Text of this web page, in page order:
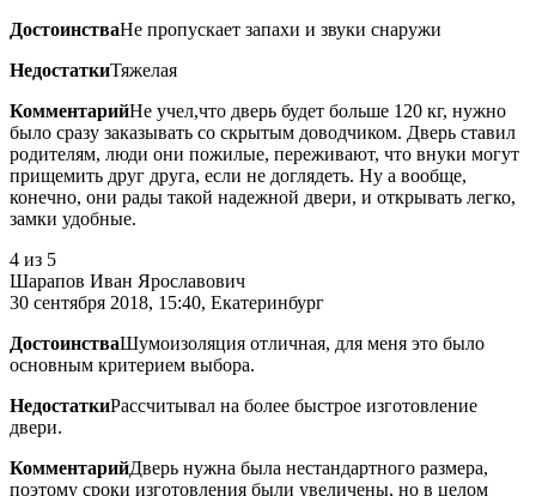
ДостоинстваНе пропускает запахи и звуки снаружи
НедостаткиТяжелая
КомментарийНе учел,что дверь будет больше 120 кг, нужно
было сразу заказывать со скрытым доводчиком. Дверь ставил
родителям, люди они пожилые, переживают, что внуки могут
прищемить друг друга, если не доглядеть. Ну а вообще,
конечно, они рады такой надежной двери, и открывать легко,
замки удобные.
4 из 5
Шарапов Иван Ярославович
30 сентября 2018, 15:40, Екатеринбург
ДостоинстваШумоизоляция отличная, для меня это было
основным критерием выбора.
НедостаткиРассчитывал на более быстрое изготовление
двери.
КомментарийДверь нужна была нестандартного размера,
поэтому сроки изготовления были увеличены, но в целом